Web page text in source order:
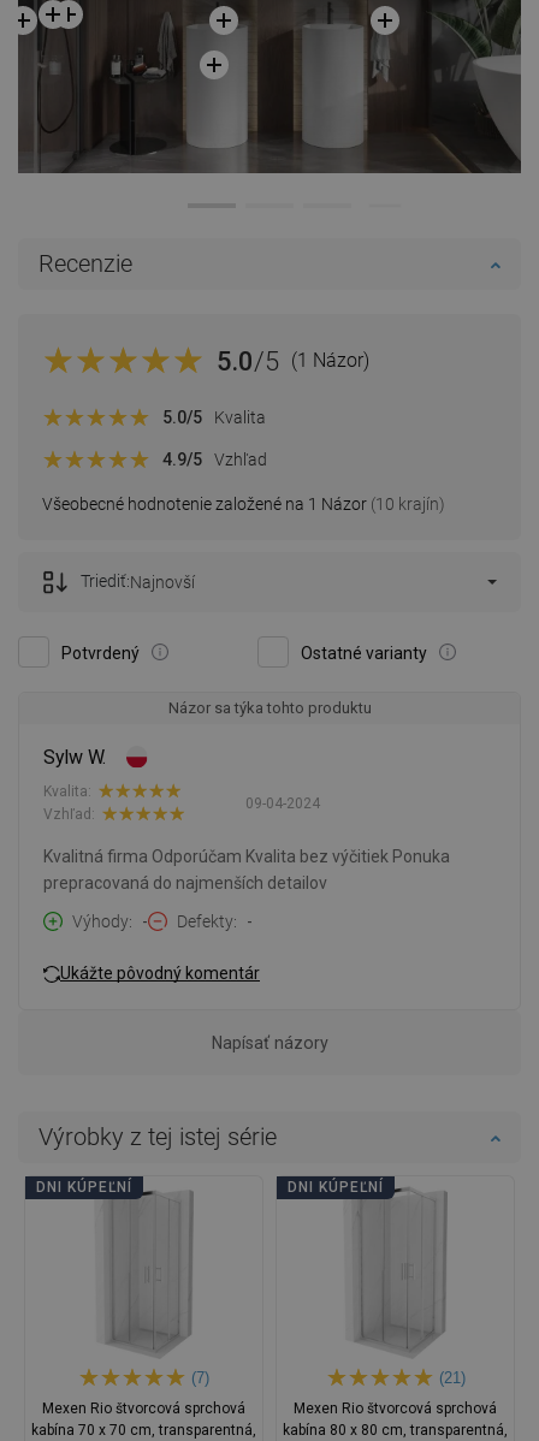
Recenzie
5.0/5 (1 Názor)
Všeobecné hodnotenie založené na 1 Názor (10 krajín)
5.0/5 Kvalita
4.9/5 Vzhľad
Potvrdený Ostatné varianty
Triediť:Najnovší
Názor sa týka tohto produktu
Sylw W.
09-04-2024
Kvalita:
Vzhľad:
Kvalitná firma Odporúčam Kvalita bez výčitiek Ponuka
prepracovaná do najmenších detailov
Výhody
- Defekty -
Ukážte pôvodný komentár
Napísať názory
Výrobky z tej istej série
DNI KÚPEĽNÍ
(7)
Mexen Rio štvorcová sprchová
kabína 70 x 70 cm, transparentná,
DNI KÚPEĽNÍ
(21)
Mexen Rio štvorcová sprchová
kabína 80 x 80 cm, transparentná,